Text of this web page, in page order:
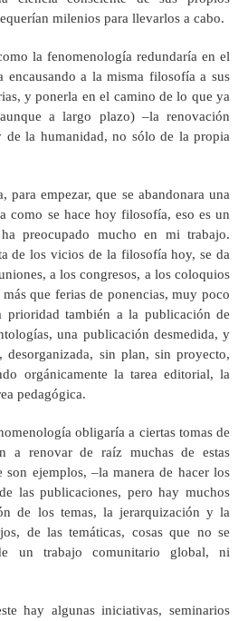
milenios para llevarlos a cabo.
la fenomenología redundaría en el
encausando a la misma filosofía a sus
y ponerla en el camino de lo que ya
a largo plazo) –la renovación
de la humanidad, no sólo de la propia
para empezar, que se abandonara una
como se hace hoy filosofía, eso es un
preocupado mucho en mi trabajo.
de los vicios de la filosofía hoy, se da
a los congresos, a los coloquios
que ferias de ponencias, muy poco
prioridad también a la publicación de
una publicación desmedida, y
desorganizada, sin plan, sin proyecto,
orgánicamente la tarea editorial, la
pedagógica.
obligaría a ciertas tomas de
a renovar de raíz muchas de estas
son ejemplos, –la manera de hacer los
las publicaciones, pero hay muchos
de los temas, la jerarquización y la
de las temáticas, cosas que no se
un trabajo comunitario global, ni
hay algunas iniciativas, seminarios